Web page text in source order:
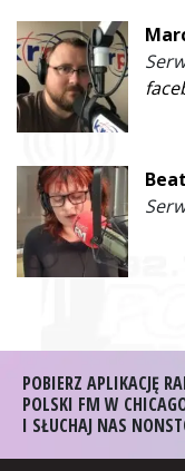
POBIERZ APLIKACJĘ
POLSKI FM W
I SŁUCHAJ NAS